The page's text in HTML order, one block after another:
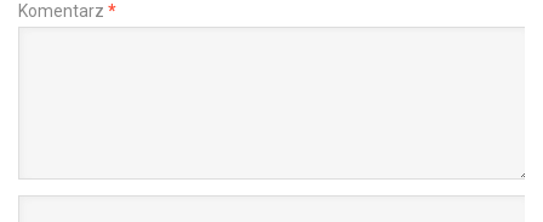
Komentarz *